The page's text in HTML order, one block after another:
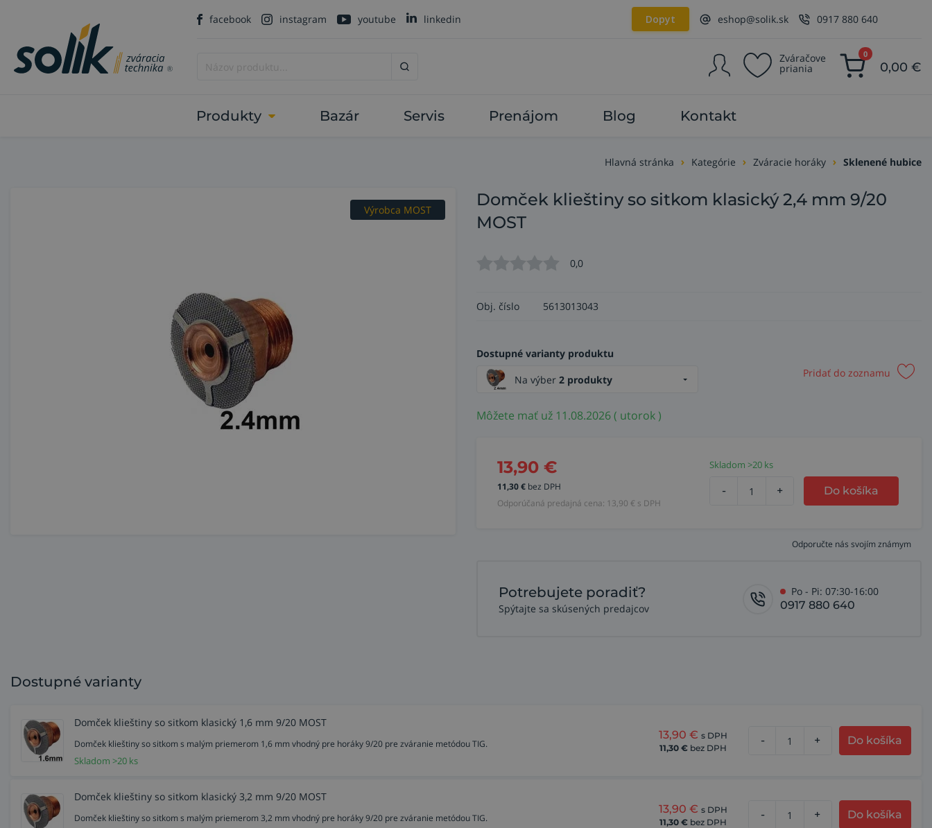
facebook instagram youtube linkedin Dopyt eshop@solik.sk 0917 880 640
Zváračove
priania
0
0,00 €
Produkty Bazár Servis Prenájom Blog Kontakt
Hlavná stránka Kategórie Zváracie horáky Sklenené hubice
Výrobca MOST
Domček klieštiny so sitkom klasický 2,4 mm 9/20
MOST
0,0
Obj. číslo 5613013043
Dostupné varianty produktu
Na výber 2 produkty
Pridať do zoznamu
Môžete mať už 11.08.2026 ( utorok )
13,90 €
11,30€ bez DPH
Odporúčaná predajná cena: 13,90 € s DPH
Skladom >20 ks
- + Do košíka
Odporučte nás svojím známym
Potrebujete poradiť?
Spýtajte sa skúsených predajcov
Po - Pi: 07:30-16:00
0917 880 640
Dostupné varianty
Domček klieštiny so sitkom klasický 1,6 mm 9/20 MOST
Domček klieštiny so sitkom s malým priemerom 1,6 mm vhodný pre horáky 9/20 pre zváranie metódou TIG.
Skladom >20 ks
13,90 € s DPH
11,30 € bez DPH
- + Do košíka
Domček klieštiny so sitkom klasický 3,2 mm 9/20 MOST
Domček klieštiny so sitkom s malým priemerom 3,2 mm vhodný pre horáky 9/20 pre zváranie metódou TIG.
13,90 € s DPH
11,30 € bez DPH
- + Do košíka